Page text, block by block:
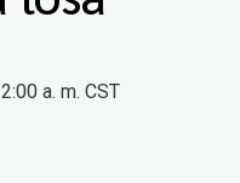
a. m. CST